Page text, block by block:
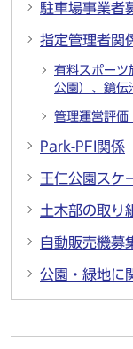
駐車場事業者
指定管理者関
有料スポーツ
公園）、鏡伝
管理運営評価
Park-PFI関係
王仁公園スケ
土木部の取り
自動販売機募
公園・緑地に